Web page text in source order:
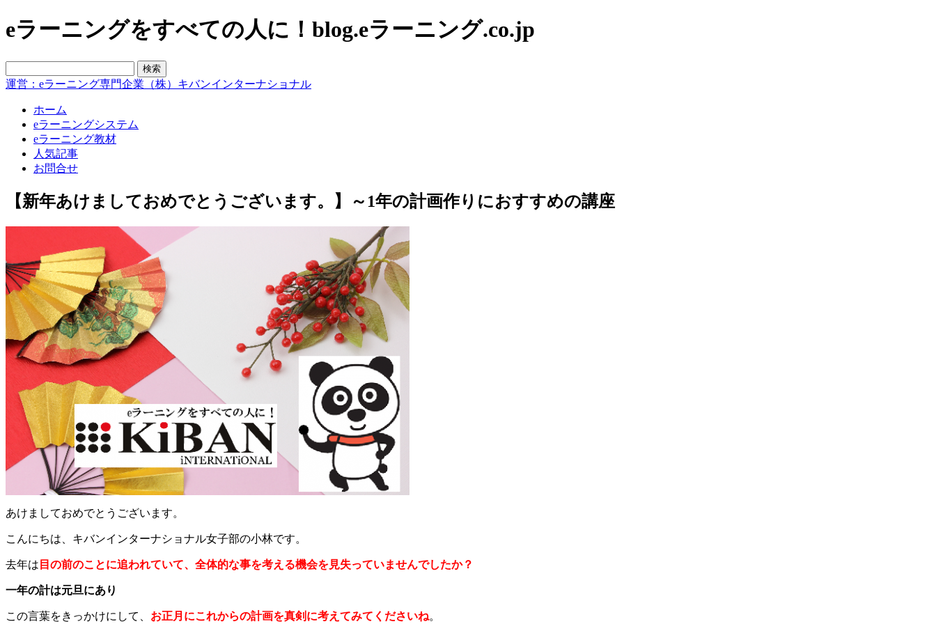
eラーニングをすべての人に！blog.eラーニング.co.jp
運営：eラーニング専門企業（株）キバンインターナショナル
ホーム
eラーニングシステム
eラーニング教材
人気記事
お問合せ
【新年あけましておめでとうございます。】～1年の計画作りにおすすめの講座
あけましておめでとうございます。
こんにちは、キバンインターナショナル女子部の小林です。
去年は 目の前のことに追われていて、全体的な事を考える機会を見失っていませんでしたか？
一年の計は元旦にあり
この言葉をきっかけにして、 お正月にこれからの計画を真剣に考えてみてくださいね。